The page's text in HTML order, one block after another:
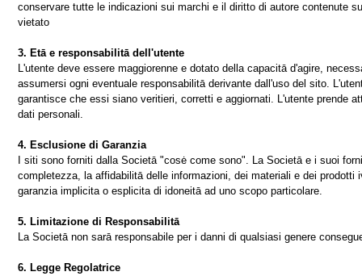
conservare tutte le indicazioni sui marchi e il diritto di autore contenute
vietato
3. Etā e responsabilitā dell'utente
L'utente deve essere maggiorenne e dotato della capacitā d'agire,
assumersi ogni eventuale responsabilitā derivante dall'uso del sito.
garantisce che essi siano veritieri, corretti e aggiornati. L'utente prende
dati personali.
4. Esclusione di Garanzia
I siti sono forniti dalla Societā "cosė come sono". La Societā e i suoi
completezza, la affidabilitā delle informazioni, dei materiali e dei
garanzia implicita o esplicita di idoneitā ad uno scopo particolare.
5. Limitazione di Responsabilitā
La Societā non sarā responsabile per i danni di qualsiasi genere
6. Legge Regolatrice